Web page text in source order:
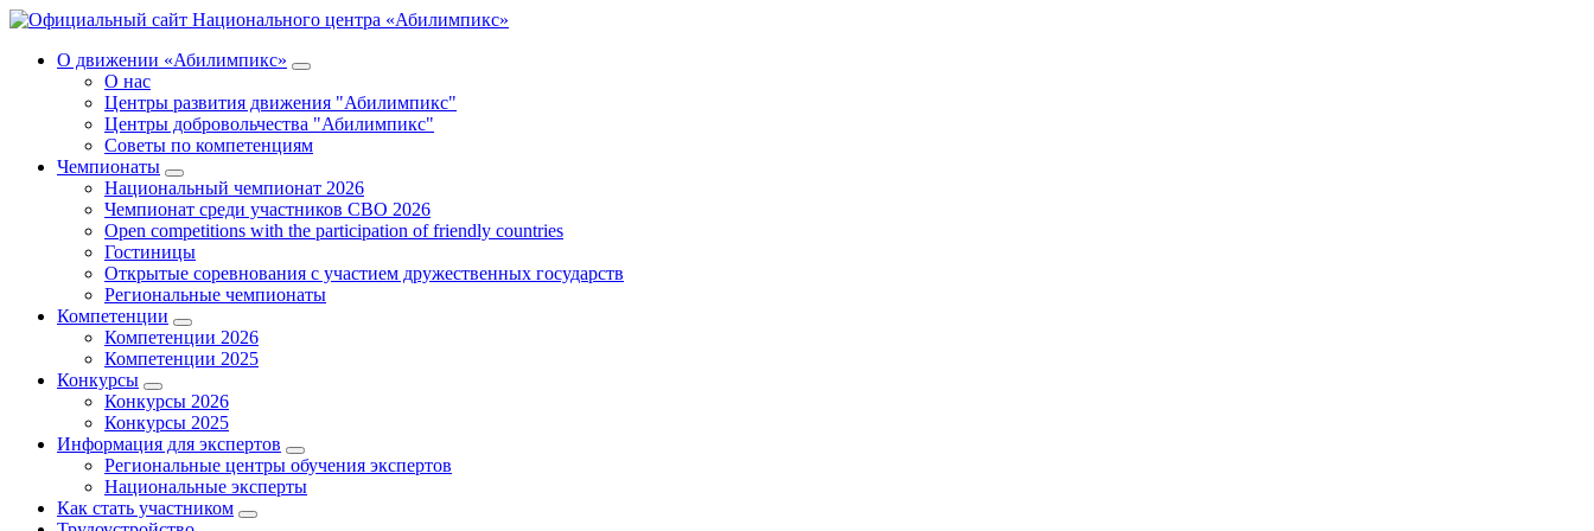
О движении «Абилимпикс»
О нас
Центры развития движения "Абилимпикс"
Центры добровольчества "Абилимпикс"
Советы по компетенциям
Чемпионаты
Национальный чемпионат 2026
Чемпионат среди участников СВО 2026
Open competitions with the participation of friendly countries
Гостиницы
Открытые соревнования с участием дружественных государств
Региональные чемпионаты
Компетенции
Компетенции 2026
Компетенции 2025
Конкурсы
Конкурсы 2026
Конкурсы 2025
Информация для экспертов
Региональные центры обучения экспертов
Национальные эксперты
Как стать участником